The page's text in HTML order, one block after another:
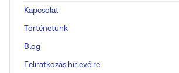
Kapcsolat
Történetünk
Blog
Feliratkozás hírlevélre